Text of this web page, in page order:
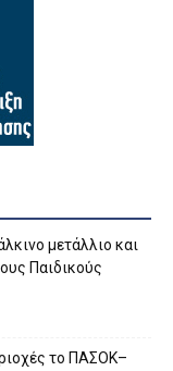
μετάλλιο και
Παιδικούς
το ΠΑΣΟΚ–